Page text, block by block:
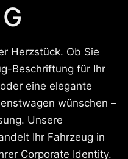
Herzstück. Ob Sie
Beschriftung für Ihr
eine elegante
wünschen –
Unsere
Ihr Fahrzeug in
Corporate Identity.